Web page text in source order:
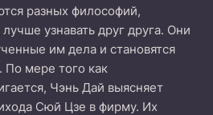
разных философий,
узнавать друг друга. Они
им дела и становятся
мере того как
Чэнь Дай выясняет
Сюй Цзе в фирму. Их